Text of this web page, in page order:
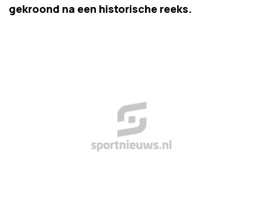
gekroond na een historische reeks.